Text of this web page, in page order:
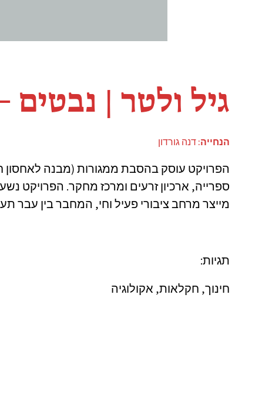
גיל ולטר | נבטים
הנחייה:דנה גורדון
הפרויקט עוסק בהסבת ממגורות (מבנה לאחסון
ספרייה, ארכיון זרעים ומרכז מחקר. הפרויקט
מייצר מרחב ציבורי פעיל וחי, המחבר בין עבר
תגיות:
חינוך, חקלאות, אקולוגיה